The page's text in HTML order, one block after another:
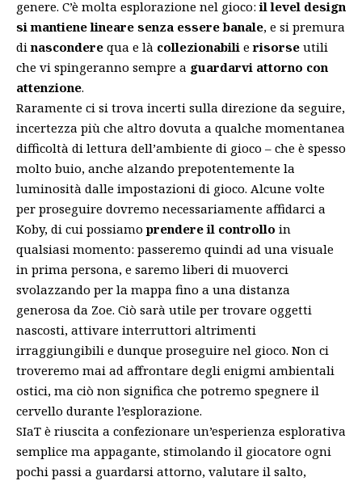
genere. C’è molta esplorazione nel gioco:il level design
si mantiene lineare senza essere banale, e si premura
dinascondere qua e là collezionabili erisorse utili
che vi spingeranno sempre a guardarvi attorno con
attenzione.
Raramente ci si trova incerti sulla direzione da seguire,
incertezza più che altro dovuta a qualche momentanea
difficoltà di lettura dell’ambiente di gioco – che è spesso
molto buio, anche alzando prepotentemente la
luminosità dalle impostazioni di gioco. Alcune volte
per proseguire dovremo necessariamente affidarci a
Koby, di cui possiamoprendere il controllo in
qualsiasi momento: passeremo quindi ad una visuale
in prima persona, e saremo liberi di muoverci
svolazzando per la mappa fino a una distanza
generosa da Zoe. Ciò sarà utile per trovare oggetti
nascosti, attivare interruttori altrimenti
irraggiungibili e dunque proseguire nel gioco. Non ci
troveremo mai ad affrontare degli enigmi ambientali
ostici, ma ciò non significa che potremo spegnere il
cervello durante l’esplorazione.
SIaT è riuscita a confezionare un’esperienza esplorativa
semplice ma appagante, stimolando il giocatore ogni
pochi passi a guardarsi attorno, valutare il salto,